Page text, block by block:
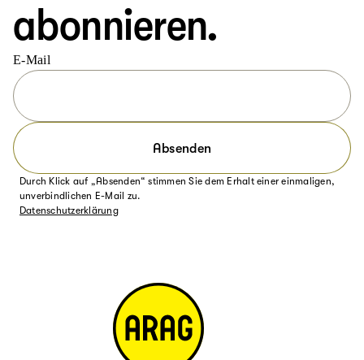
abonnieren.
E-Mail
Absenden
Durch Klick auf „Absenden“ stimmen Sie dem Erhalt einer einmaligen,
unverbindlichen E-Mail zu.
Datenschutzerklärung